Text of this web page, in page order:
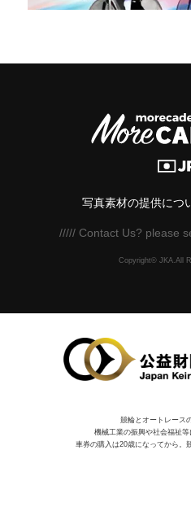
写真素材の提供につ
///// Contact Us? please
Copyright© JKA.All
競輪とオートレース
機械⼯業の振興や社会福祉等
車券の購入は20歳になってから。